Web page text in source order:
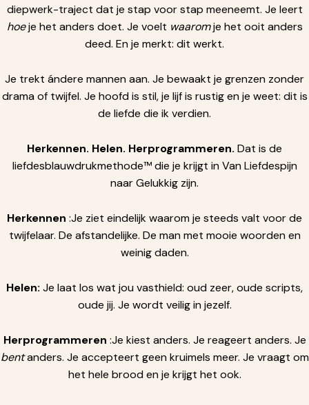
diepwerk-traject dat je stap voor stap meeneemt. Je leert
hoeje het anders doet. Je voelt waaromje het ooit anders
deed. En je merkt: dit werkt.
Je trekt ándere mannen aan. Je bewaakt je grenzen zonder
drama of twijfel. Je hoofd is stil, je lijf is rustig en je weet: dit is
de liefde die ik verdien.
Herkennen. Helen. Herprogrammeren. Dat is de
liefdesblauwdrukmethode™ die je krijgt in Van Liefdespijn
naar Gelukkig zijn.
Herkennen :Je ziet eindelijk waarom je steeds valt voor de
twijfelaar. De afstandelijke. De man met mooie woorden en
weinig daden.
Helen: Je laat los wat jou vasthield: oud zeer, oude scripts,
oude jij. Je wordt veilig in jezelf.
Herprogrammeren :Je kiest anders. Je reageert anders. Je
bentanders. Je accepteert geen kruimels meer. Je vraagt om
het hele brood en je krijgt het ook.